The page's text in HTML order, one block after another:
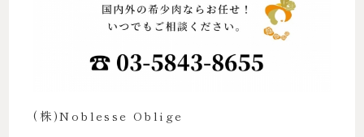
(株)Noblesse Oblige